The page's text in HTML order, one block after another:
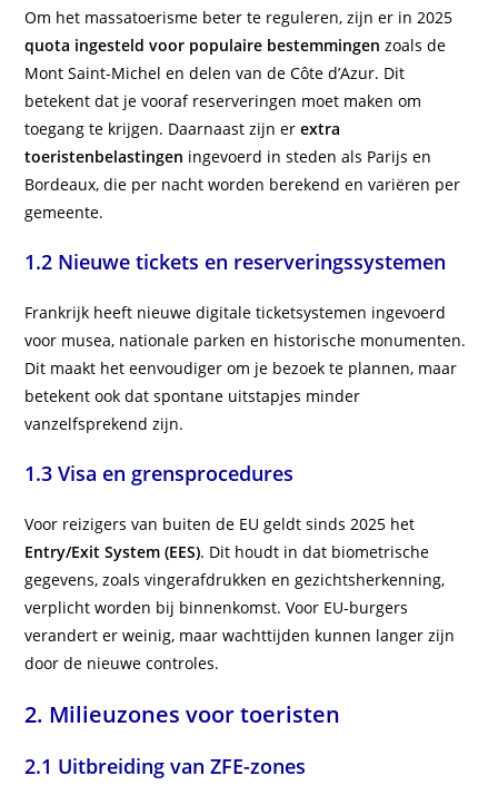
Om het massatoerisme beter te reguleren, zijn er in 2025
quota ingesteld voor populaire bestemmingen zoals de
Mont Saint-Michel en delen van de Côte d’Azur. Dit
betekent dat je vooraf reserveringen moet maken om
toegang te krijgen. Daarnaast zijn erextra
toeristenbelastingen ingevoerd in steden als Parijs en
Bordeaux, die per nacht worden berekend en variëren per
gemeente.
1.2 Nieuwe tickets en reserveringssystemen
Frankrijk heeft nieuwe digitale ticketsystemen ingevoerd
voor musea, nationale parken en historische monumenten.
Dit maakt het eenvoudiger om je bezoek te plannen, maar
betekent ook dat spontane uitstapjes minder
vanzelfsprekend zijn.
1.3 Visa en grensprocedures
Voor reizigers van buiten de EU geldt sinds 2025 het
Entry/Exit System (EES). Dit houdt in dat biometrische
gegevens, zoals vingerafdrukken en gezichtsherkenning,
verplicht worden bij binnenkomst. Voor EU-burgers
verandert er weinig, maar wachttijden kunnen langer zijn
door de nieuwe controles.
2. Milieuzones voor toeristen
2.1 Uitbreiding van ZFE-zones